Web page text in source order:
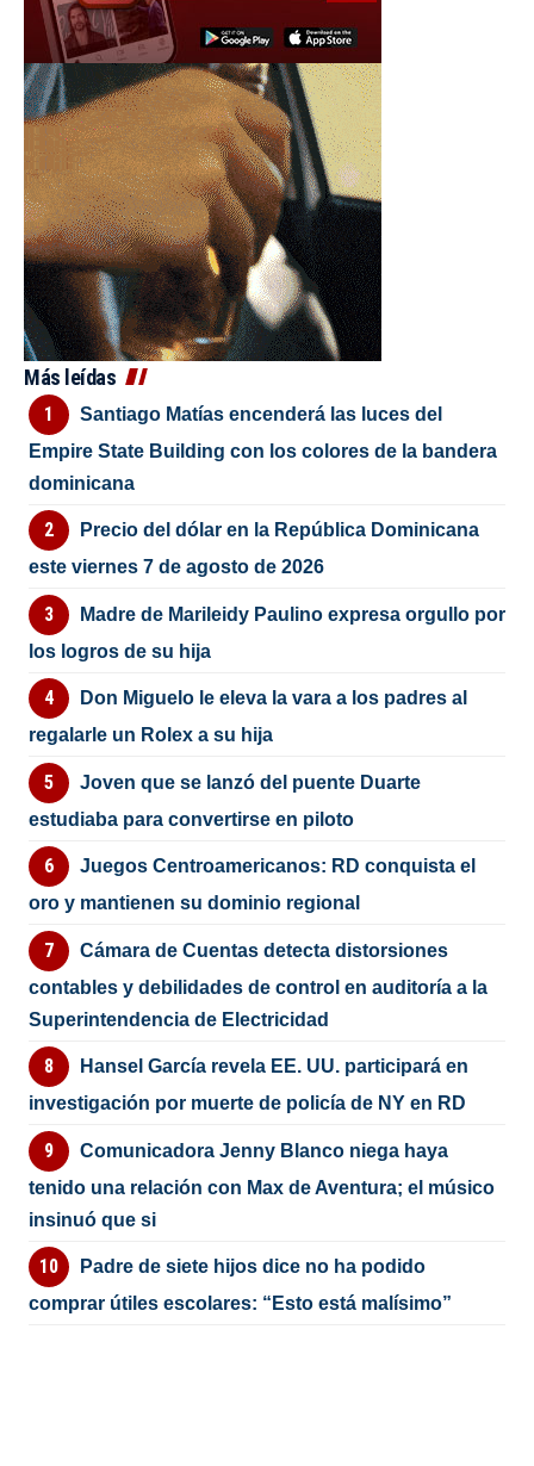
Más leídas
Santiago Matías encenderá las luces del
Empire State Building con los colores de la bandera
dominicana
Precio del dólar en la República Dominicana
este viernes 7 de agosto de 2026
Madre de Marileidy Paulino expresa orgullo por
los logros de su hija
Don Miguelo le eleva la vara a los padres al
regalarle un Rolex a su hija
Joven que se lanzó del puente Duarte
estudiaba para convertirse en piloto
Juegos Centroamericanos: RD conquista el
oro y mantienen su dominio regional
Cámara de Cuentas detecta distorsiones
contables y debilidades de control en auditoría a la
Superintendencia de Electricidad
Hansel García revela EE. UU. participará en
investigación por muerte de policía de NY en RD
Comunicadora Jenny Blanco niega haya
tenido una relación con Max de Aventura; el músico
insinuó que si
Padre de siete hijos dice no ha podido
comprar útiles escolares: “Esto está malísimo”